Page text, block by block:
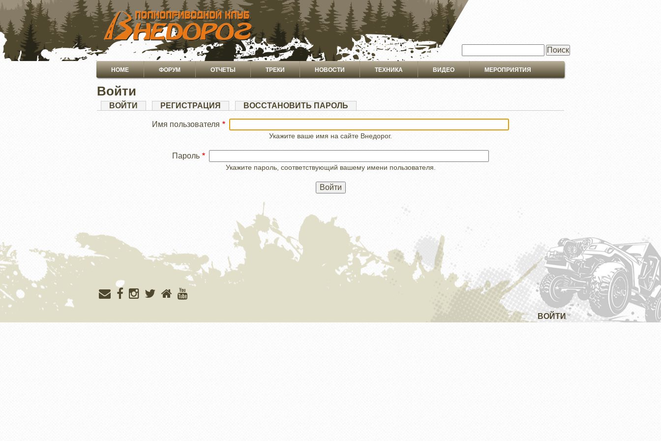
ПЕРЕЙТИ
ОСНОВНОМУ
СОДЕРЖАНИЮ
Основная
навигация
HOME ФОРУМ ОТЧЕТЫ ТРЕКИ НОВОСТИ ТЕХНИКА ВИДЕО МЕРОПРИЯТИЯ
Войти
Главные
ВОЙТИ
(АКТИВНАЯ
РЕГИСТРАЦИЯ ВОССТАНОВИТЬ ПАРОЛЬ
Имя пользователя
Укажите ваше имя на сайте Внедорог.
Пароль
Укажите пароль, соответствующий вашему имени пользователя.
Меню
ВОЙТИ